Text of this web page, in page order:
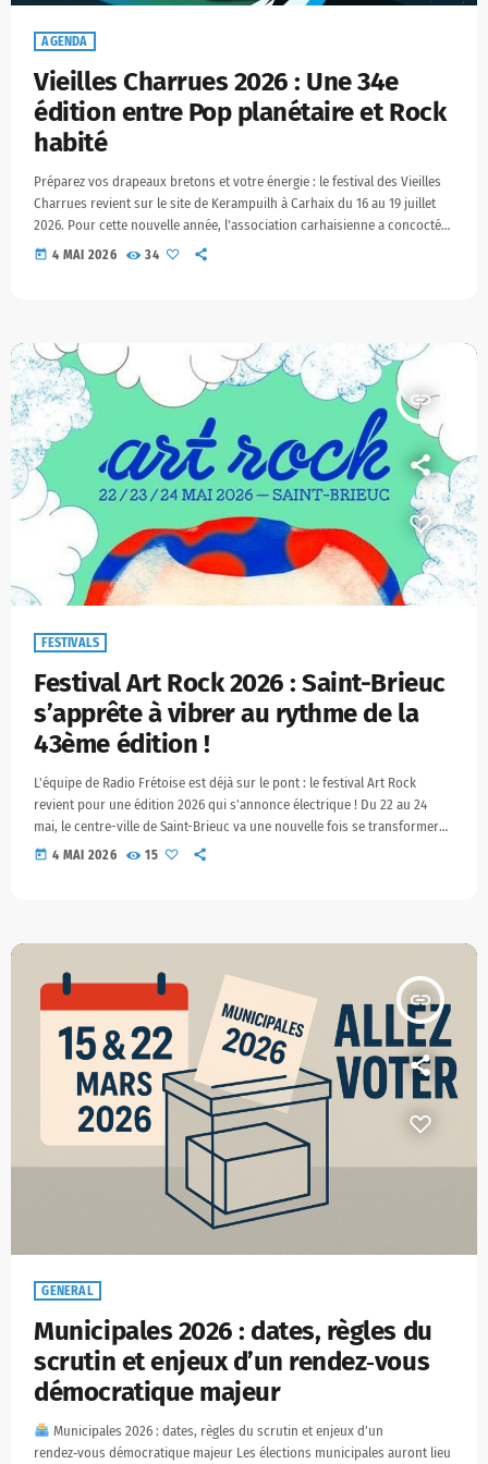
AGENDA
Vieilles Charrues 2026 : Une 34e
édition entre Pop planétaire et Rock
habité
Préparez vos drapeaux bretons et votre énergie : le festival des Vieilles
Charrues revient sur le site de Kerampuilh à Carhaix du 16 au 19 juillet
2026. Pour cette nouvelle année, l'association carhaisienne a concocté
une affiche audacieuse, mêlant icônes mondiales, piliers de la chanson
today 4 MAI 2026 34
insert_link
FESTIVALS
Festival Art Rock 2026 : Saint-Brieuc
s’apprête à vibrer au rythme de la
43ème édition !
L'équipe de Radio Frétoise est déjà sur le pont : le festival Art Rock
revient pour une édition 2026 qui s'annonce électrique ! Du 22 au 24
mai, le centre-ville de Saint-Brieuc va une nouvelle fois se transformer
en un immense terrain de jeu artistique, mêlant musique, danse et
today 4 MAI 2026 15
insert_link
GENERAL
Municipales 2026 : dates, règles du
scrutin et enjeux d’un rendez‑vous
démocratique majeur
Municipales 2026 : dates, règles du scrutin et enjeux d’un
rendez‑vous démocratique majeur Les élections municipales auront lieu